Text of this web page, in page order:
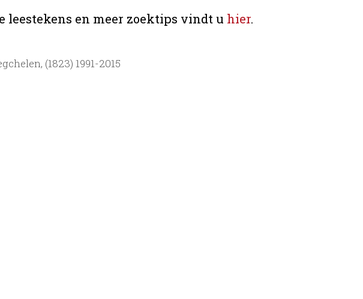
leestekens en meer zoektips vindt u hier.
(1823) 1991-2015